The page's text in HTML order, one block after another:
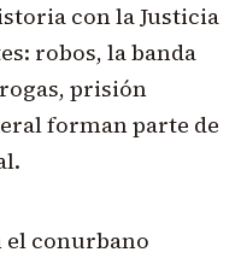
con la Justicia
robos, la banda
prisión
forman parte de
el conurbano